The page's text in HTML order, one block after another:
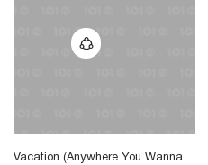
Vacation (Anywhere You Wanna